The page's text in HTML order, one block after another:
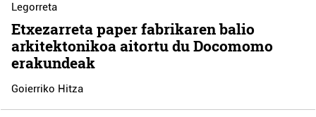
Legorreta
Etxezarreta paper fabrikaren balio
arkitektonikoa aitortu du Docomomo
erakundeak
Goierriko Hitza